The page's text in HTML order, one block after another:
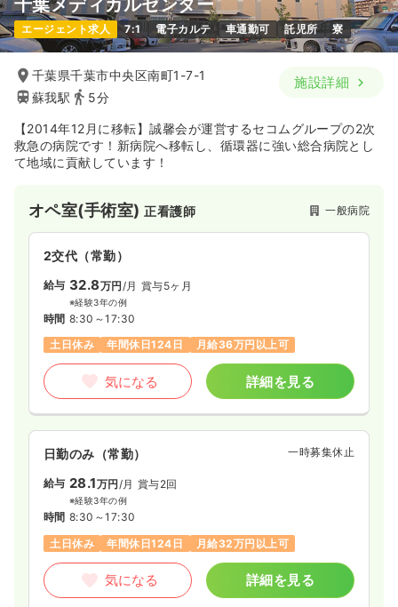
エージェント求人 7:1 電子カルテ 車通勤可 託児所 寮
千葉県千葉市中央区南町1-7-1
蘇我駅
5分
施設詳細
【2014年12月に移転】誠馨会が運営するセコムグループの2次
救急の病院です！新病院へ移転し、循環器に強い総合病院とし
て地域に貢献しています！
オペ室(手術室)正看護師 一般病院
2交代（常勤）
給与 32.8万円/月 賞与5ヶ月
※経験3年の例
時間 8:30～17:30
土日休み
年間休日124日 月給36万円以上可
気になる 詳細を見る
日勤のみ（常勤） 一時募集休止
給与 28.1万円/月 賞与2回
※経験3年の例
時間 8:30～17:30
土日休み
年間休日124日 月給32万円以上可
気になる 詳細を見る